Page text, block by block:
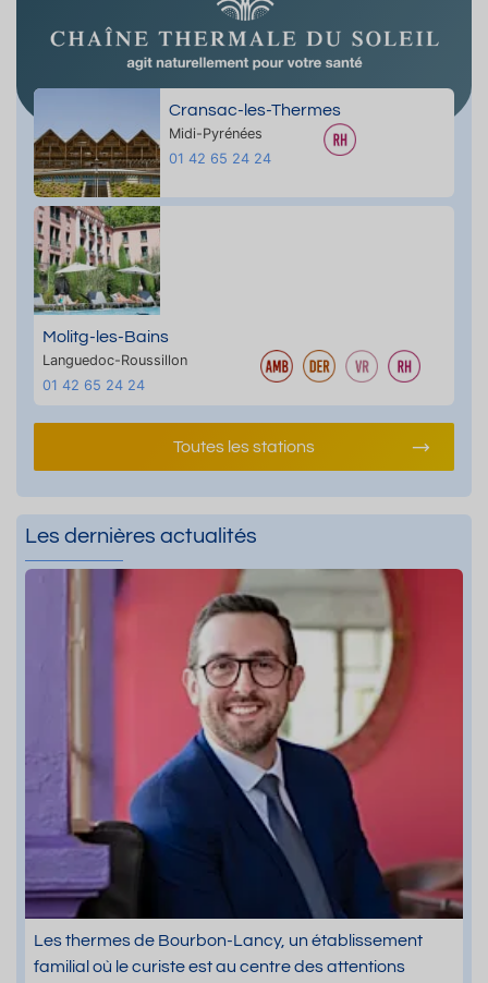
Cransac-les-Thermes
Midi-Pyrénées
01 42 65 24 24
Molitg-les-Bains
Languedoc-Roussillon
01 42 65 24 24
Toutes les stations
Les dernières actualités
Les thermes de Bourbon-Lancy, un établissement
familial où le curiste est au centre des attentions